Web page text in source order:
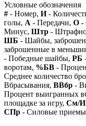
Условные обозначения
# - Номер, И-
голы, А - Передачи, О -
Минус, Штр -
ШБ - Шайбы,
заброшенные в
- Победные шайбы, РБ
воротам, %БВ -
Среднее количество
Вбрасывания, ВВбр -
Процент выигранных
площадке за игру, См/И
СПр - Силовые